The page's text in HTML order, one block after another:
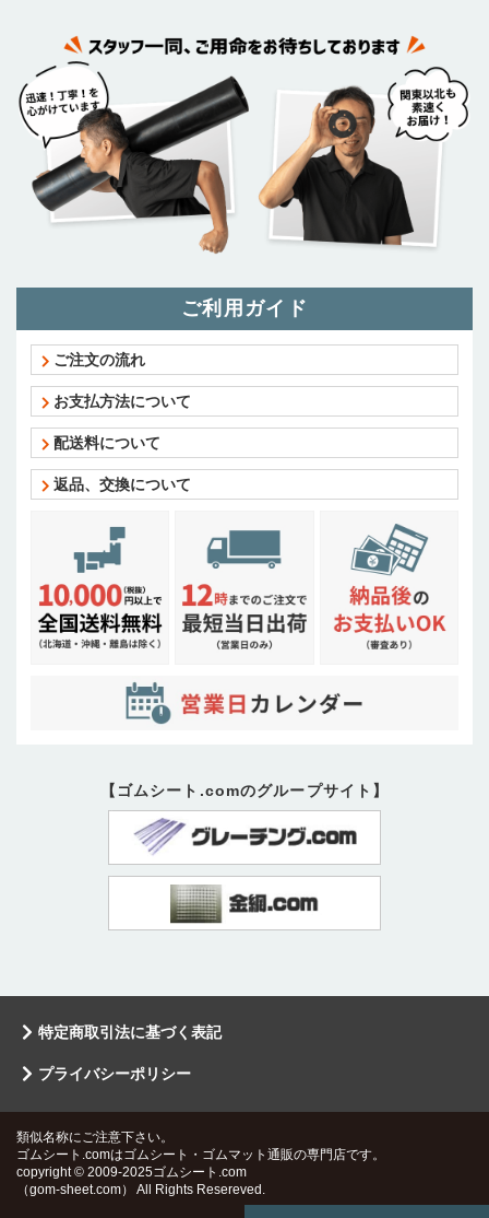
ご利用ガイド
ご注文の流れ
お支払方法について
配送料について
返品、交換について
【ゴムシート.comのグループサイト】
特定商取引法に基づく表記
プライバシーポリシー
類似名称にご注意下さい。
ゴムシート.comはゴムシート・ゴムマット通販の専門店です。
copyright © 2009-2025ゴムシート.com
（gom-sheet.com） All Rights Resereved.